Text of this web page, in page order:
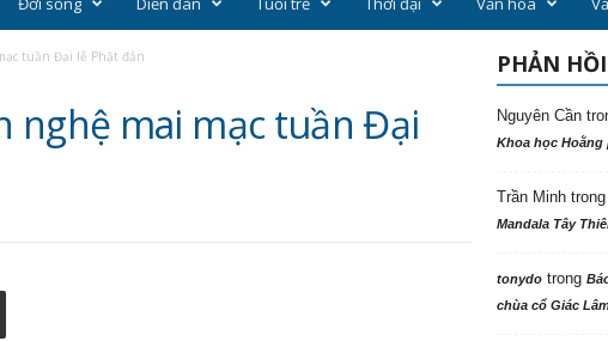
tuần Đại lễ Phật đản
nghệ mai mạc tuần Đại
PHẢN
Nguyên Cần
Khoa học Hoằng
Trần Minhtrong
Mandala Tây
tonydotrong
chùa cổ Giác